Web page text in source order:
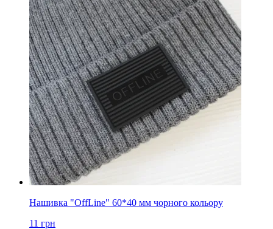
Нашивка "OffLine" 60*40 мм чорного кольору
11 грн